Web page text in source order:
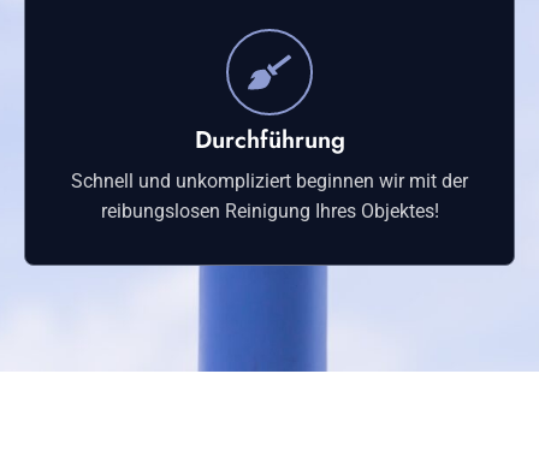
Durchführung
Schnell und unkompliziert beginnen wir mit der
reibungslosen Reinigung Ihres Objektes!